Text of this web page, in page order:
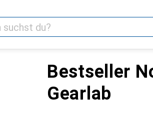
Bestseller
Gearlab